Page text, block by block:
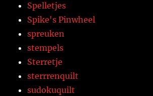
Spelletjes
Spike's Pinwheel
spreuken
stempels
Sterretje
sterrrenquilt
sudokuquilt